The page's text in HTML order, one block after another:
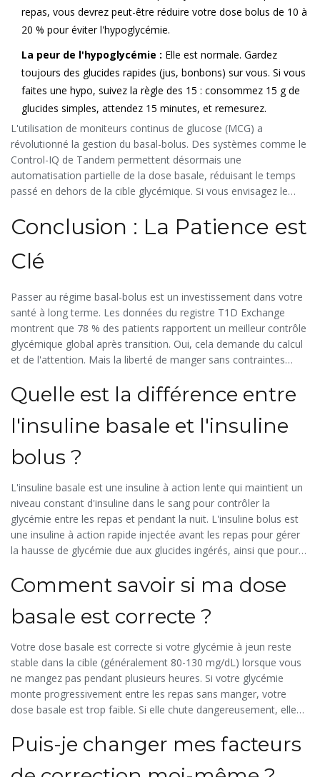
repas, vous devrez peut-être réduire votre dose bolus de 10 à
20 % pour éviter l'hypoglycémie.
La peur de l'hypoglycémie : Elle est normale. Gardez
toujours des glucides rapides (jus, bonbons) sur vous. Si vous
faites une hypo, suivez la règle des 15 : consommez 15 g de
glucides simples, attendez 15 minutes, et remesurez.
L'utilisation de moniteurs continus de glucose (MCG) a
révolutionné la gestion du basal-bolus. Des systèmes comme le
Control-IQ de Tandem permettent désormais une
automatisation partielle de la dose basale, réduisant le temps
passé en dehors de la cible glycémique. Si vous envisagez le
un MCG pourrait vous aider à visualiser les effets de vos doses
en temps réel.
Conclusion : La Patience est
Clé
Passer au régime basal-bolus est un investissement dans votre
santé à long terme. Les données du registre T1D Exchange
montrent que 78 % des patients rapportent un meilleur contrôle
glycémique global après transition. Oui, cela demande du calcul
et de l'attention. Mais la liberté de manger sans contraintes
largement l'effort initial. Commencez doucement, tenez un
journal de vos glycémies et de vos doses, et travaillez en étroite
collaboration avec votre équipe soignante pour affiner vos
Quelle est la différence entre
l'insuline basale et l'insuline
bolus ?
L'insuline basale est une insuline à action lente qui maintient un
niveau constant d'insuline dans le sang pour contrôler la
glycémie entre les repas et pendant la nuit. L'insuline bolus est
une insuline à action rapide injectée avant les repas pour gérer
la hausse de glycémie due aux glucides ingérés, ainsi que pour
Comment savoir si ma dose
basale est correcte ?
Votre dose basale est correcte si votre glycémie à jeun reste
stable dans la cible (généralement 80-130 mg/dL) lorsque vous
ne mangez pas pendant plusieurs heures. Si votre glycémie
monte progressivement entre les repas sans manger, votre
dose basale est trop faible. Si elle chute dangereusement, elle
Puis-je changer mes facteurs